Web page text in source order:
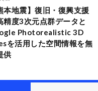
本地震】復旧・復興支援
精度3次元点群データと
Photorealistic 3D
を活用した空間情報を無
供